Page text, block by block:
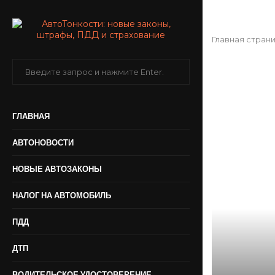
ГЛАВНАЯ
АВТОНОВОСТИ
НОВЫЕ АВТОЗАКОНЫ
НАЛОГ НА АВТОМОБИЛЬ
ПДД
ДТП
Главная